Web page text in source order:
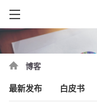
博客
最新发布 白皮书